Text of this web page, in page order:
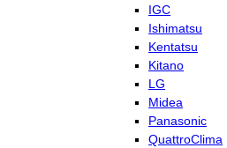
IGC
Ishimatsu
Kentatsu
Kitano
LG
Midea
Panasonic
QuattroClima